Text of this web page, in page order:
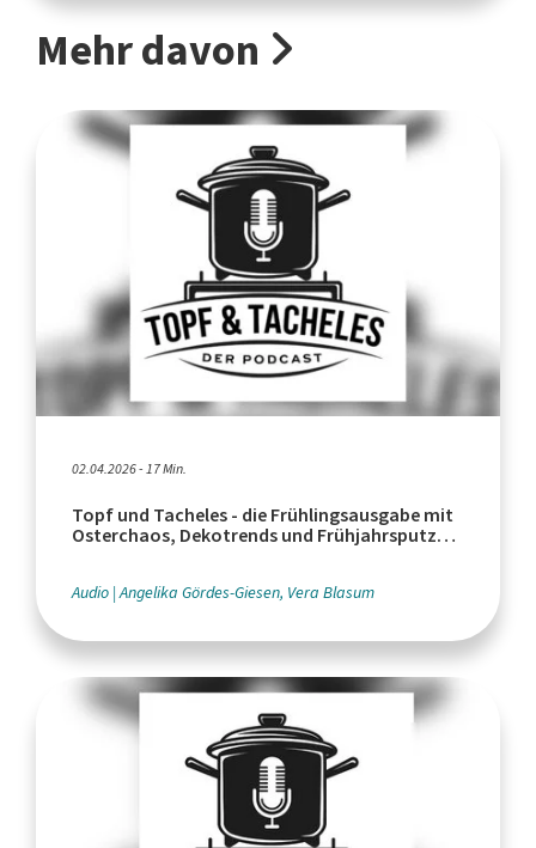
Mehr davon
02.04.2026 - 17 Min.
Topf und Tacheles - die Frühlingsausgabe mit
Osterchaos, Dekotrends und Frühjahrsputz
Audio Angelika Gördes-Giesen, Vera Blasum